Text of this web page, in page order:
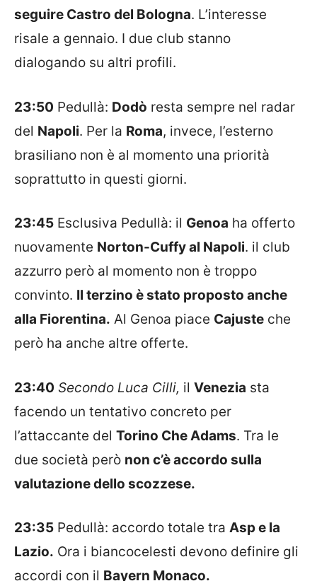
seguire Castro del Bologna. L’interesse
risale a gennaio. I due club stanno
dialogando su altri profili.
23:50 Pedullà: Dodò resta sempre nel radar
del Napoli. Per la Roma, invece, l’esterno
brasiliano non è al momento una priorità
soprattutto in questi giorni.
23:45 Esclusiva Pedullà: il Genoa ha offerto
nuovamente Norton-Cuffy al Napoli. il club
azzurro però al momento non è troppo
convinto. Il terzino è stato proposto anche
alla Fiorentina. Al Genoa piace Cajuste che
però ha anche altre offerte.
23:40 Secondo Luca Cilli, il Venezia sta
facendo un tentativo concreto per
l’attaccante del Torino Che Adams. Tra le
due società però non c’è accordo sulla
valutazione dello scozzese.
23:35 Pedullà: accordo totale tra Asp e la
Lazio. Ora i biancocelesti devono definire gli
accordi con il Bayern Monaco.